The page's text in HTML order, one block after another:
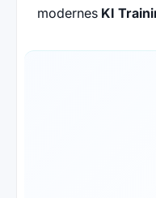
modernes KI